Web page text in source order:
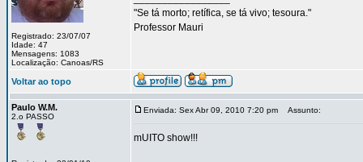
Registrado: 23/07/07
Idade: 47
Mensagens: 1083
Localização: Canoas/RS
"Se tá morto; retífica, se tá vivo; tesoura."
Professor Mauri
Voltar ao topo
Paulo W.M.
2.o PASSO
Enviada: Sex Abr 09, 2010 7:20 pm Assunto:
mUITO show!!!